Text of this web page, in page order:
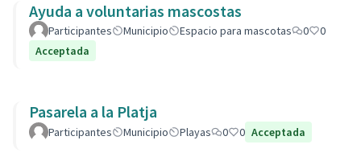
Ayuda a voluntarias mascostas
Participantes Municipio Espacio para mascotas 0
0
Acceptada
Pasarela a la Platja
Participantes Municipio Playas 0 0 Acceptada